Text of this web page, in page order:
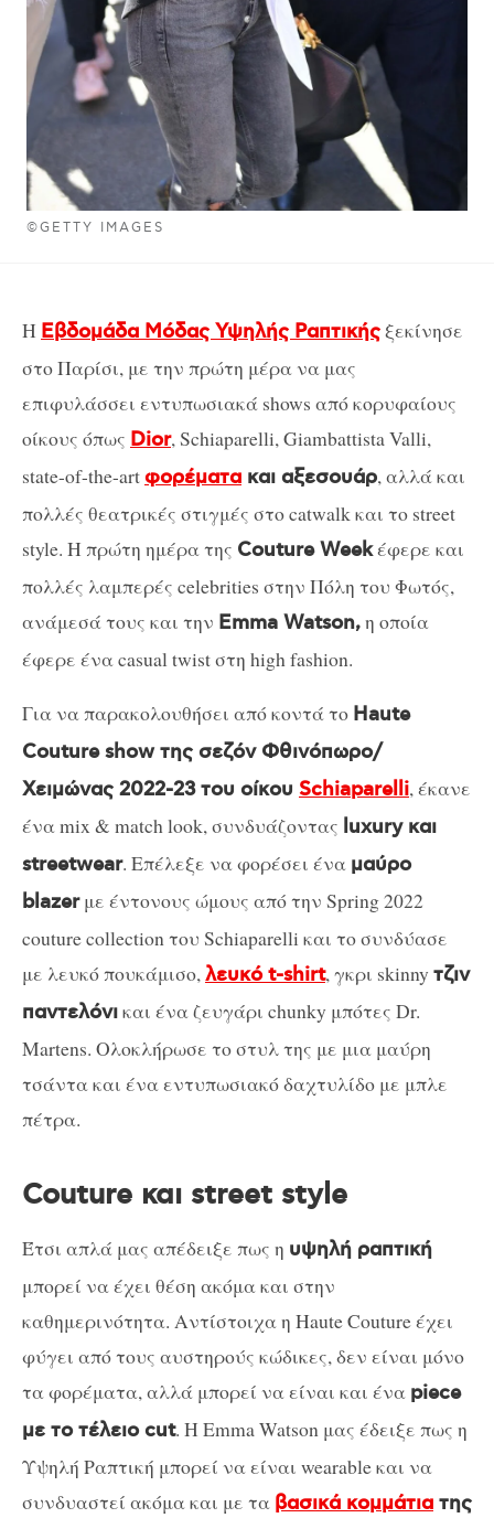
©GETTY IMAGES
Η Εβδομάδα Μόδας Υψηλής Ραπτικήςξεκίνησε
στο Παρίσι, με την πρώτη μέρα να μας
επιφυλάσσει εντυπωσιακά shows από κορυφαίους
οίκους όπως Dior, Schiaparelli, Giambattista Valli,
state-of-the-artφορέματα και αξεσουάρ, αλλά και
πολλές θεατρικές στιγμές στο catwalk και το street
style. Η πρώτη ημέρα της Couture Weekέφερε και
πολλές λαμπερές celebrities στην Πόλη του Φωτός,
ανάμεσά τους και την Emma Watson,η οποία
έφερε ένα casual twist στη high fashion.
Για να παρακολουθήσει από κοντά το Haute
Couture show της σεζόν Φθινόπωρο/
Χειμώνας 2022-23 του οίκου Schiaparelli, έκανε
ένα mix & match look, συνδυάζοντας luxury και
streetwear. Επέλεξε να φορέσει ένα μαύρο
blazerμε έντονους ώμους από την Spring 2022
couture collection του Schiaparelli και το συνδύασε
με λευκό πουκάμισο,λευκό t-shirt, γκρι skinny τζιν
παντελόνικαι ένα ζευγάρι chunky μπότες Dr.
Martens. Ολοκλήρωσε το στυλ της με μια μαύρη
τσάντα και ένα εντυπωσιακό δαχτυλίδο με μπλε
πέτρα.
Couture και street style
Έτσι απλά μας απέδειξε πως η υψηλή ραπτική
μπορεί να έχει θέση ακόμα και στην
καθημερινότητα. Αντίστοιχα η Haute Couture έχει
φύγει από τους αυστηρούς κώδικες, δεν είναι μόνο
τα φορέματα, αλλά μπορεί να είναι και ένα piece
με το τέλειο cut. H Emma Watson μας έδειξε πως η
Υψηλή Ραπτική μπορεί να είναι wearable και να
συνδυαστεί ακόμα και με τα βασικά κομμάτια της